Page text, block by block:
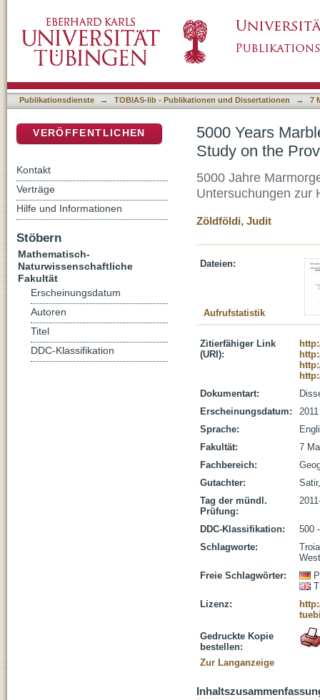
White Marbles in West Anatolia
Publikationsdienste → TOBIAS-lib - Publikationen und Dissertationen → 7
5000 Years
Study on the
5000 Jahre
Untersuchungen zur
Zöldföldi, Judit
Dateien:
Aufrufstatistik
Zitierfähiger Link
(URI):
Dokumentart:
Erscheinungsdatum:
2011
Sprache:
Fakultät:
7
Fachbereich:
Gutachter:
Tag der mündl.
Prüfung:
DDC-Klassifikation:
500
Schlagworte:
Freie Schlagwörter:
Lizenz:
Gedruckte Kopie
bestellen:
Zur Langanzeige
VERÖFFENTLICHEN
Kontakt
Verträge
Hilfe und Informationen
Stöbern
Mathematisch-
Naturwissenschaftliche
Fakultät
Erscheinungsdatum
Autoren
Titel
DDC-Klassifikation